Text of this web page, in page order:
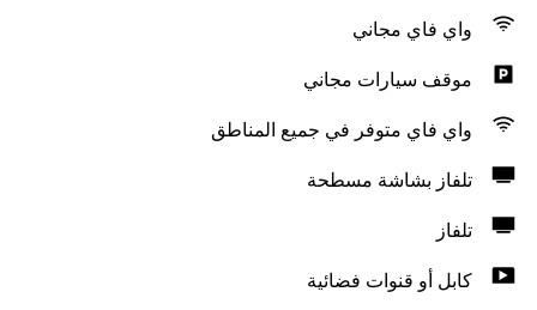
واي فاي مجاني
موقف سيارات مجاني
واي فاي متوفر في جميع المناطق
تلفاز بشاشة مسطحة
تلفاز
كابل أو قنوات فضائية